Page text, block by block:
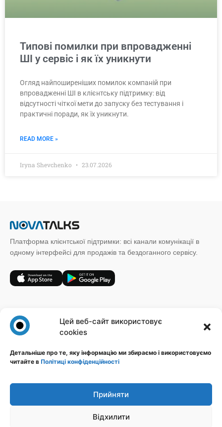
Цей веб-сайт використовує
cookies
Детальніше про те, яку інформацію ми збираємо і використовуємо
читайте в Політиці конфіденційності
Прийняти
Відхилити
Типові помилки при впровадженні
ШІ у сервіс і як їх уникнути
Огляд найпоширеніших помилок компаній при
впровадженні ШІ в клієнтську підтримку: від
відсутності чіткої мети до запуску без тестування і
практичні поради, як їх уникнути.
READ MORE »
Iryna Shevchenko 23.07.2026
Платформа клієнтської підтримки: всі канали комунікації в
одному інтерфейсі для продажів та бездоганного сервісу.
sales@novatalks.com.ua
Форма зворотного зв'язку
Ідеї
Правова інформація